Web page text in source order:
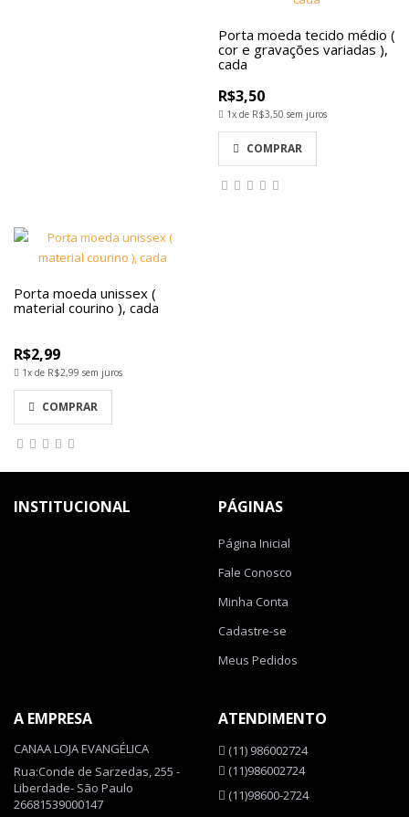
Porta moeda tecido médio (
cor e gravações variadas ),
cada
R$3,50
1x de R$3,50 sem juros
COMPRAR
Porta moeda unissex (
material courino ), cada
R$2,99
1x de R$2,99 sem juros
COMPRAR
INSTITUCIONAL PÁGINAS
Página Inicial
Fale Conosco
Minha Conta
Cadastre-se
Meus Pedidos
A EMPRESA
CANAA LOJA EVANGÉLICA
Rua:Conde de Sarzedas, 255 -
Liberdade- São Paulo
26681539000147
ATENDIMENTO
(11) 986002724
(11)986002724
(11)98600-2724